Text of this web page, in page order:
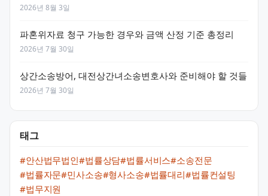
2026년 8월 3일
파혼위자료 청구 가능한 경우와 금액 산정 기준 총정리
2026년 7월 30일
상간소송방어, 대전상간녀소송변호사와 준비해야 할 것들
2026년 7월 30일
태그
#안산법무법인#법률상담#법률서비스#소송전문
#법률자문#민사소송#형사소송#법률대리#법률컨설팅
#법무지원